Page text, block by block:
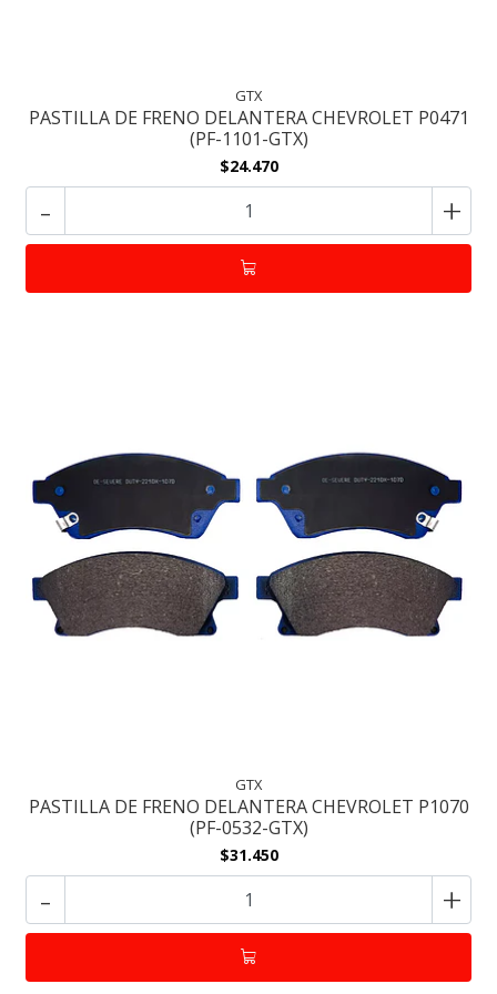
GTX
PASTILLA DE FRENO DELANTERA CHEVROLET P0471
(PF-1101-GTX)
$24.470
- +
GTX
PASTILLA DE FRENO DELANTERA CHEVROLET P1070
(PF-0532-GTX)
$31.450
- +